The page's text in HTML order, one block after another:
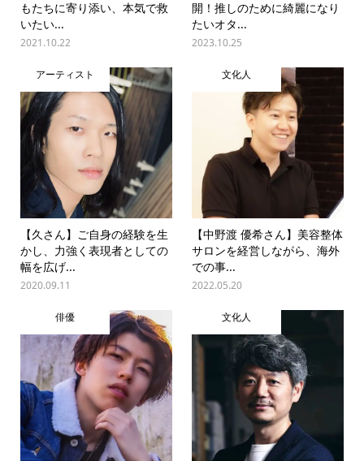
もたちに寄り添い、本気で救
いたい...
2021.10.22
開！推しのために綺麗になり
たいオタ...
2023.10.25
アーティスト
【久さん】ご自身の経験を生
かし、力強く表現者としての
幅を広げ...
2020.09.11
文化人
【中野渡 優希さん】美容整体
サロンを経営しながら、海外
での事...
2022.05.20
俳優 文化人